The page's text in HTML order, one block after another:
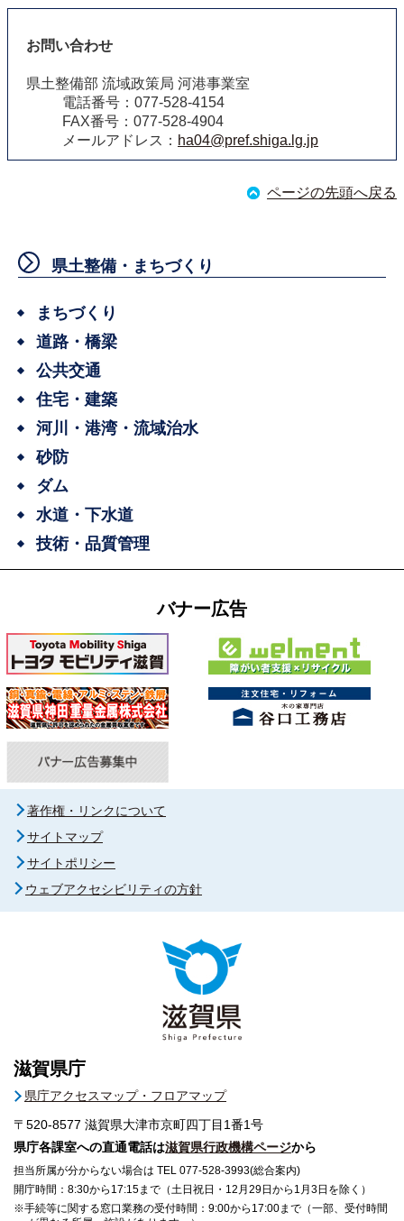
お問い合わせ
県土整備部 流域政策局 河港事業室
電話番号：077-528-4154
FAX番号：077-528-4904
メールアドレス： ha04@pref.shiga.lg.jp
ページの先頭へ戻る
県土整備・まちづくり
まちづくり
道路・橋梁
公共交通
住宅・建築
河川・港湾・流域治水
砂防
ダム
水道・下水道
技術・品質管理
バナー広告
著作権・リンクについて
サイトマップ
サイトポリシー
ウェブアクセシビリティの方針
滋賀県庁
県庁アクセスマップ・フロアマップ
〒520-8577 滋賀県大津市京町四丁目1番1号
県庁各課室への直通電話は滋賀県行政機構ページから
担当所属が分からない場合は TEL 077-528-3993(総合案内)
開庁時間：8:30から17:15まで（土日祝日・12月29日から1月3日を除く）
※手続等に関する窓口業務の受付時間：9:00から17:00まで（一部、受付時間